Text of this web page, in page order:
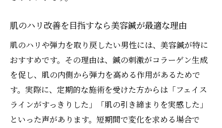
高瀬マッサージとの併用でさらなる効果を
美容鍼×リラクゼーションで心身をリフレ
ッシュ
ストレスケアに美容鍼がもたらす新しい発見
美容鍼で自律神経バランスを整えるポイン
ト
肌のハリ改善を目指すなら美容鍼が最適な理由
肌のハリや弾力を取り戻したい男性には、美容鍼が特に
おすすめです。その理由は、鍼の刺激がコラーゲン生成
を促し、肌の内側から弾力を高める作用があるためで
す。実際に、定期的な施術を受けた方からは「フェイス
ラインがすっきりした」「肌の引き締まりを実感した」
といった声があります。短期間で変化を求める場合で